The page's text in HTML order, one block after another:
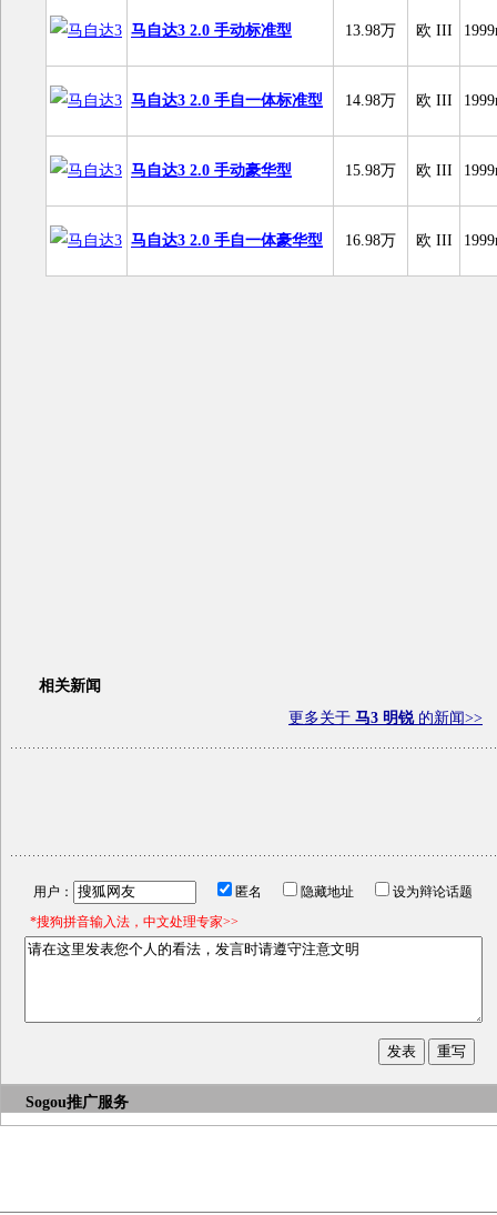
马自达3 2.0 手动标准型 13.98万 欧 III
马自达3 2.0 手自一体标准型 14.98万 欧 III
马自达3 2.0 手动豪华型 15.98万 欧 III
马自达3 2.0 手自一体豪华型 16.98万 欧 III
相关新闻
更多关于 马3 明锐的新闻>>
用户： 匿名 隐藏地址
设为辩论话题
*搜狗拼音输入法，中文处理专家>>
Sogou推广服务